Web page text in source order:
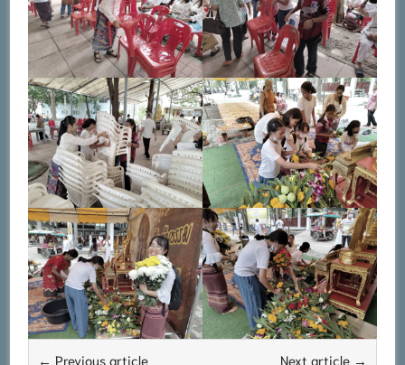
← Previous article Next article →